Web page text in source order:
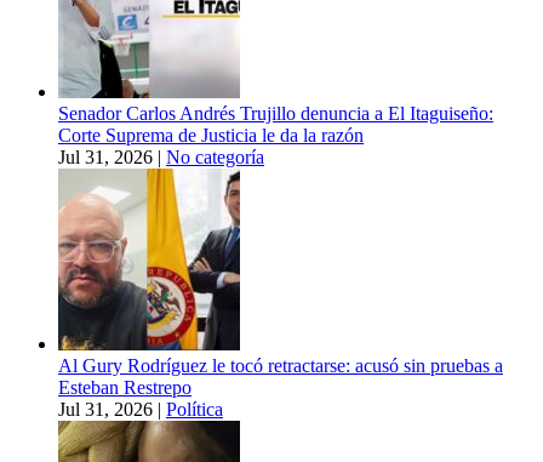
Senador Carlos Andrés Trujillo denuncia a El Itaguiseño:
Corte Suprema de Justicia le da la razón
Jul 31, 2026 | No categoría
Al Gury Rodríguez le tocó retractarse: acusó sin pruebas a
Esteban Restrepo
Jul 31, 2026 | Política